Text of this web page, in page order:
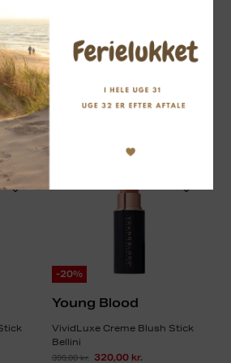
Young Blood
-20%
Young Blood
VividLuxe Creme Blush Stick
Bellini
399,00kr. 320,00 kr.